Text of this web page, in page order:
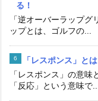
る！
「逆オーバーラップ
ップとは、ゴルフの...
「レスポンス」と
「レスポンス」の意味
「反応」という意味で